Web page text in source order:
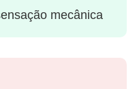
mecânica